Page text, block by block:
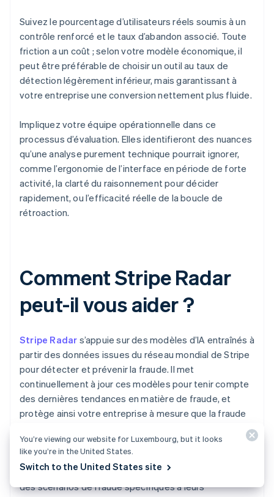
Suivez le pourcentage d’utilisateurs réels soumis à un
contrôle renforcé et le taux d’abandon associé. Toute
friction a un coût ; selon votre modèle économique, il
peut être préférable de choisir un outil au taux de
détection légèrement inférieur, mais garantissant à
votre entreprise une conversion nettement plus fluide.
Impliquez votre équipe opérationnelle dans ce
processus d’évaluation. Elles identifieront des nuances
qu’une analyse purement technique pourrait ignorer,
comme l’ergonomie de l’interface en période de forte
activité, la clarté du raisonnement pour décider
rapidement, ou l’efficacité réelle de la boucle de
rétroaction.
Comment Stripe Radar
peut-il vous aider ?
Stripe Radar s’appuie sur des modèles d’IA entraînés à
partir des données issues du réseau mondial de Stripe
pour détecter et prévenir la fraude. Il met
continuellement à jour ces modèles pour tenir compte
des dernières tendances en matière de fraude, et
protège ainsi votre entreprise à mesure que la fraude
Stripe propose également
utilisateurs d'ajouter des règles personnalisées ciblant
des scénarios de fraude spécifiques à leurs
You’re viewing our website for Luxembourg, but it looks
like you’re in the United States.
Switch to the United States site